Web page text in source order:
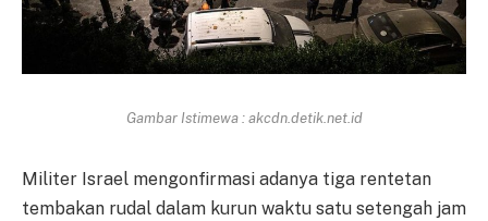
Gambar Istimewa : akcdn.detik.net.id
Militer Israel mengonfirmasi adanya tiga rentetan
tembakan rudal dalam kurun waktu satu setengah jam